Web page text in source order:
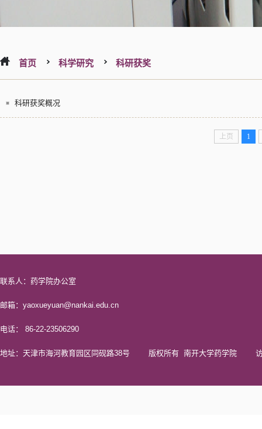
首页 科学研究 科研获奖
科研获奖概况
上页 1
联系人：药学院办公室
邮箱：yaoxueyuan@nankai.edu.cn
电话： 86-22-23506290
地址：天津市海河教育园区同砚路38号 版权所有 南开大学药学院 访